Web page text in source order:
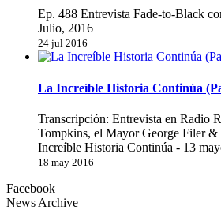
Ep. 488 Entrevista Fade-to-Black
Julio, 2016
24 jul 2016
La Increíble Historia Continúa
Transcripción: Entrevista en Radio
Tompkins, el Mayor George Filer
Increíble Historia Continúa - 13
18 may 2016
Facebook
News Archive